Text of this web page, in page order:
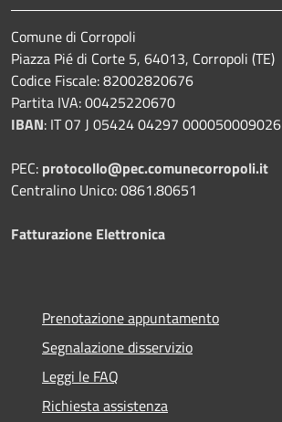
Comune di Corropoli
Piazza Pié di Corte 5, 64013, Corropoli (TE)
Codice Fiscale: 82002820676
Partita IVA: 00425220670
IBAN: IT 07 J 05424 04297 000050009026
PEC: protocollo@pec.comunecorropoli.it
Centralino Unico: 0861.80651
Fatturazione Elettronica
Prenotazione appuntamento
Segnalazione disservizio
Leggi le FAQ
Richiesta assistenza